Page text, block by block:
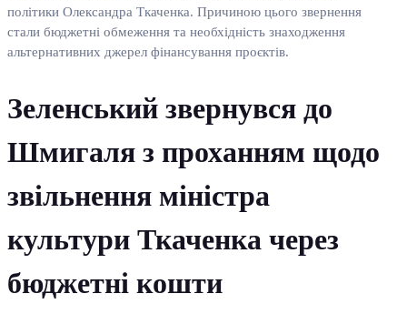
політики Олександра Ткаченка. Причиною цього звернення
стали бюджетні обмеження та необхідність знаходження
альтернативних джерел фінансування проєктів.
Зеленський звернувся до
Шмигаля з проханням щодо
звільнення міністра
культури Ткаченка через
бюджетні кошти